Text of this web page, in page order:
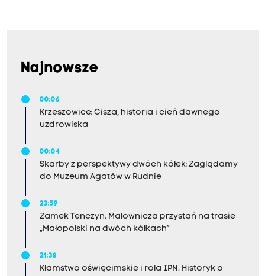
Najnowsze
00:06
Krzeszowice: Cisza, historia i cień dawnego
uzdrowiska
00:04
Skarby z perspektywy dwóch kółek: Zaglądamy
do Muzeum Agatów w Rudnie
23:59
Zamek Tenczyn. Malownicza przystań na trasie
„Małopolski na dwóch kółkach”
21:38
Kłamstwo oświęcimskie i rola IPN. Historyk o